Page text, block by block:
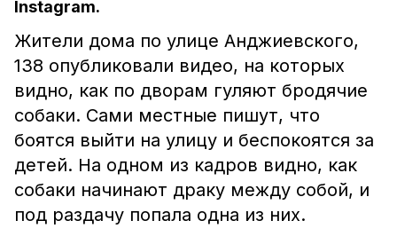
Instagram.
Жители дома по улице Анджиевского,
138 опубликовали видео, на которых
видно, как по дворам гуляют бродячие
собаки. Сами местные пишут, что
боятся выйти на улицу и беспокоятся за
детей. На одном из кадров видно, как
собаки начинают драку между собой, и
под раздачу попала одна из них.